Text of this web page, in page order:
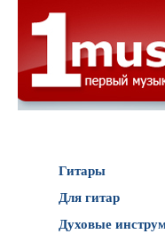
Гитары
Для гитар
Духовые